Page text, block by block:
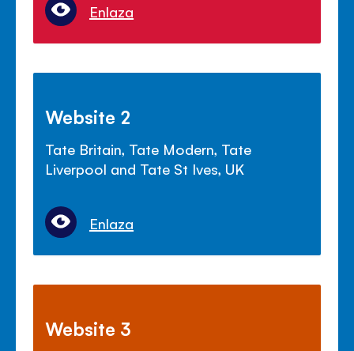
Enlaza
Website 2
Tate Britain, Tate Modern, Tate
Liverpool and Tate St Ives, UK
Enlaza
Website 3